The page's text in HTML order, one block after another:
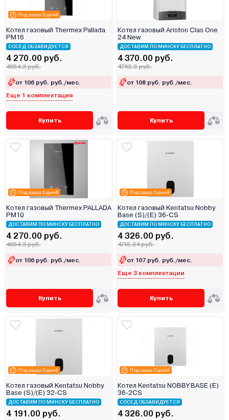
Под заказ 5 дней
Котел газовый Thermex Pallada
PM16
СОСЕД ОБЗАВИДУЕТСЯ
4 270.00 руб.
4654.3 руб.
от 106 руб. руб./мес.
Еще 1 комплектация
Купить
Котел газовый Ariston Clas One
24 New
ДОСТАВИМ ПО МИНСКУ БЕСПЛАТНО
4 370.00 руб.
4763.3 руб.
от 108 руб. руб./мес.
Купить
Под заказ 5 дней
Котел газовый Thermex PALLADA
PM10
ДОСТАВИМ ПО МИНСКУ БЕСПЛАТНО
4 270.00 руб.
4654.3 руб.
от 106 руб. руб./мес.
Купить
Под заказ 5 дней
Котел газовый Kentatsu Nobby
Base (S)/(E) 36-CS
ДОСТАВИМ ПО МИНСКУ БЕСПЛАТНО
4 326.00 руб.
4715.34 руб.
от 107 руб. руб./мес.
Еще 3 комплектации
Купить
Под заказ 5 дней
Котел газовый Kentatsu Nobby
Base (S)/(E) 32-CS
ДОСТАВИМ ПО МИНСКУ БЕСПЛАТНО
4 191.00 руб.
Под заказ 5 дней
Котел Kentatsu NOBBY BASE (E)
36-2CS
СОСЕД ОБЗАВИДУЕТСЯ
4 326.00 руб.